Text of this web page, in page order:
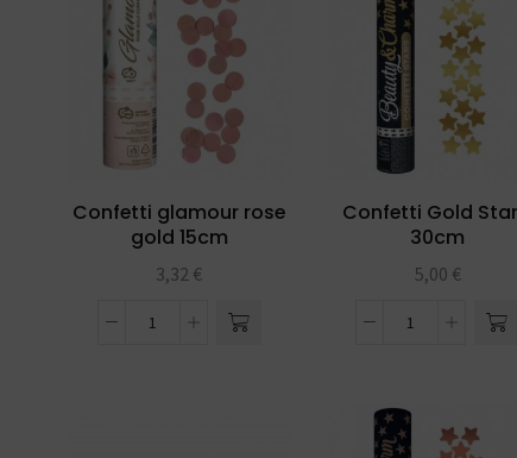
Confetti glamour rose
gold 15cm
3,32 €
Confetti Gold
30cm
5,00 €